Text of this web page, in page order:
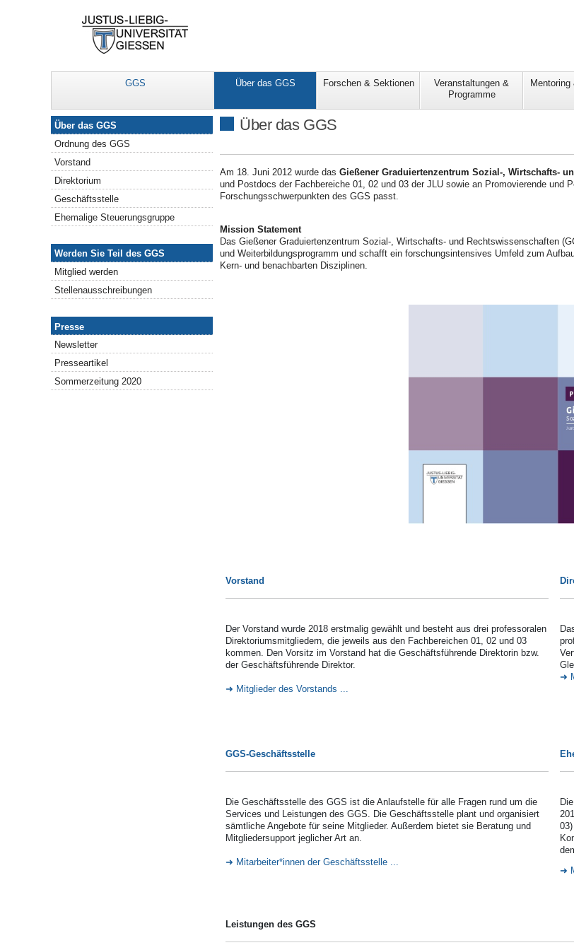
GGS Über das GGS Forschen & Sektionen
Veranstaltungen &
Programme
Über das GGS
Am 18. Juni 2012 wurde das Gießener Graduiertenzentrum Sozial-, Wirtschafts-
und Postdocs der Fachbereiche 01, 02 und 03 der JLU sowie an Promovierende und
Forschungsschwerpunkten des GGS passt.
Mission Statement
Das Gießener Graduiertenzentrum Sozial-, Wirtschafts- und Rechtswissenschaften
und Weiterbildungsprogramm und schafft ein forschungsintensives Umfeld zum
Kern- und benachbarten Disziplinen.
Vorstand
Der Vorstand wurde 2018 erstmalig gewählt und besteht aus drei professoralen
Direktoriumsmitgliedern, die jeweils aus den Fachbereichen 01, 02 und 03
kommen. Den Vorsitz im Vorstand hat die Geschäftsführende Direktorin bzw.
der Geschäftsführende Direktor.
Mitglieder des Vorstands ...
GGS-Geschäftsstelle
Die Geschäftsstelle des GGS ist die Anlaufstelle für alle Fragen rund um die
Services und Leistungen des GGS. Die Geschäftsstelle plant und organisiert
sämtliche Angebote für seine Mitglieder. Außerdem bietet sie Beratung und
Mitgliedersupport jeglicher Art an.
Mitarbeiter*innen der Geschäftsstelle ...
Leistungen des GGS
Über das GGS
Über das GGS
Ordnung des GGS
Vorstand
Direktorium
Geschäftsstelle
Ehemalige Steuerungsgruppe
Werden Sie Teil des GGS
Werden Sie Teil des GGS
Mitglied werden
Stellenausschreibungen
Presse
Presse
Newsletter
Presseartikel
Sommerzeitung 2020